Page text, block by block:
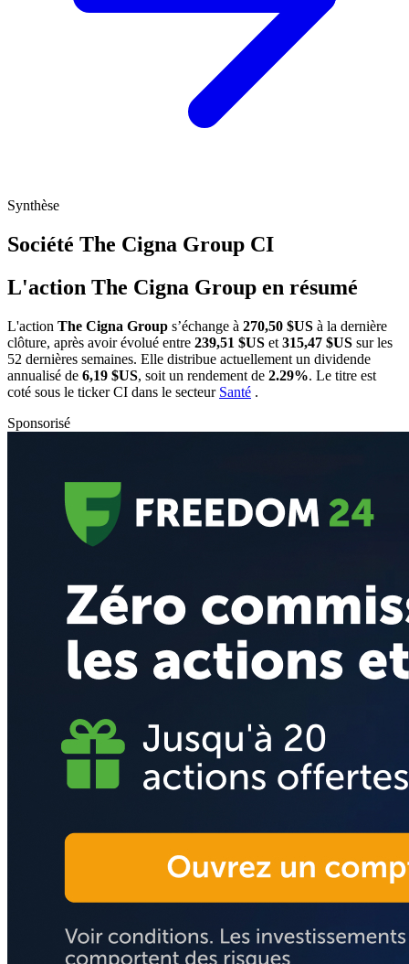
Synthèse
Société The Cigna Group CI
L'action The Cigna Group en résumé
L'action The Cigna Group s’échange à 270,50 $US à la dernière
clôture, après avoir évolué entre 239,51 $US et 315,47 $US sur les
52 dernières semaines. Elle distribue actuellement un dividende
annualisé de 6,19 $US, soit un rendement de 2.29%. Le titre est
coté sous le tickerCI dans le secteur Santé .
Sponsorisé